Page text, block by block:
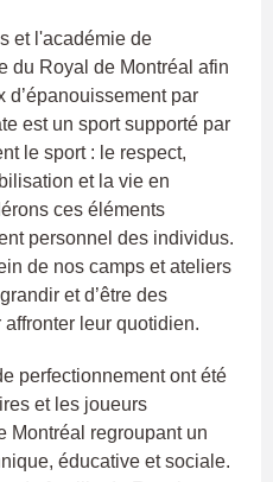
et l'académie de
du Royal de Montréal afin
d’épanouissement par
est un sport supporté par
le sport : le respect,
et la vie en
ces éléments
personnel des individus.
de nos camps et ateliers
et d’être des
leur quotidien.
perfectionnement ont été
et les joueurs
Montréal regroupant un
éducative et sociale.